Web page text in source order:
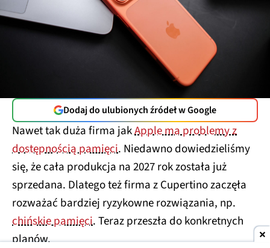
Dodaj do ulubionych źródeł w Google
Nawet tak duża firma jakApple ma problemy z
dostępnością pamięci. Niedawno dowiedzieliśmy
się, że cała produkcja na 2027 rok została już
sprzedana. Dlatego też firma z Cupertino zaczęła
rozważać bardziej ryzykowne rozwiązania, np.
chińskie pamięci. Teraz przeszła do konkretnych
planów.